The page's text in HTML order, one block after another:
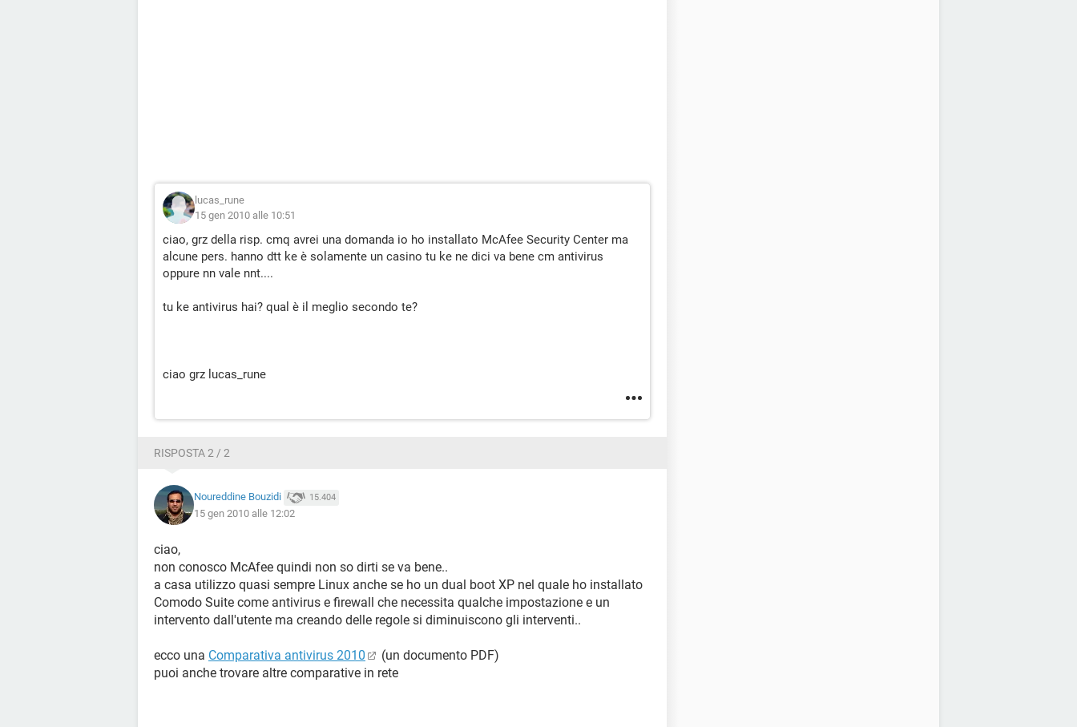
lucas_rune
15 gen 2010 alle 10:51
ciao, grz della risp. cmq avrei una domanda io ho installato McAfee Security Center ma
alcune pers. hanno dtt ke è solamente un casino tu ke ne dici va bene cm antivirus
oppure nn vale nnt....
tu ke antivirus hai? qual è il meglio secondo te?
ciao grz lucas_rune
RISPOSTA 2 / 2
Noureddine Bouzidi 15.404
15 gen 2010 alle 12:02
ciao,
non conosco McAfee quindi non so dirti se va bene..
a casa utilizzo quasi sempre Linux anche se ho un dual boot XP nel quale ho installato
Comodo Suite come antivirus e firewall che necessita qualche impostazione e un
intervento dall'utente ma creando delle regole si diminuiscono gli interventi..
ecco una Comparativa antivirus 2010
(un documento PDF)
puoi anche trovare altre comparative in rete